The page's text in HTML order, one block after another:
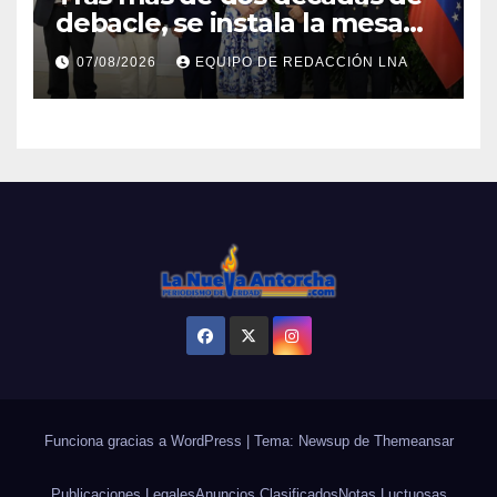
debacle, se instala la mesa
para el capítulo final del
diálogo venezolano
07/08/2026 EQUIPO DE REDACCIÓN LNA
Funciona gracias a WordPress Tema: Newsup de Themeansar